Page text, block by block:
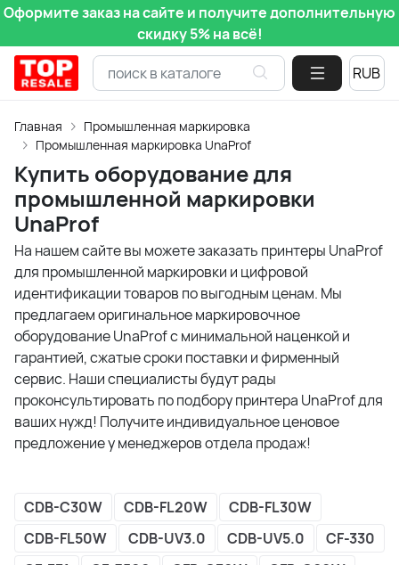
Оформите заказ на сайте и получите дополнительную
скидку 5% на всё!
Главная
Промышленная маркировка
Промышленная маркировка UnaProf
Купить оборудование для
промышленной маркировки
UnaProf
На нашем сайте вы можете заказать принтеры UnaProf
для промышленной маркировки и цифровой
идентификации товаров по выгодным ценам. Мы
предлагаем оригинальное маркировочное
оборудование UnaProf с минимальной наценкой и
гарантией, сжатые сроки поставки и фирменный
сервис. Наши специалисты будут рады
проконсультировать по подбору принтера UnaProf для
ваших нужд! Получите индивидуальное ценовое
предложение у менеджеров отдела продаж!
CDB-C30W CDB-FL20W
CDB-FL30W
CDB-FL50W
CDB-UV3.0 CDB-UV5.0
CF-330